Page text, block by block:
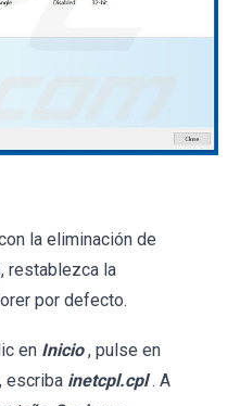
la eliminación de
restablezca la
por defecto.
en Inicio , pulse en
escriba inetcpl.cpl . A